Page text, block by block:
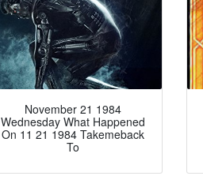
November 21 1984
Wednesday What Happened
On 11 21 1984 Takemeback
To